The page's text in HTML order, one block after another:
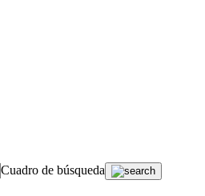
Cuadro de búsqueda